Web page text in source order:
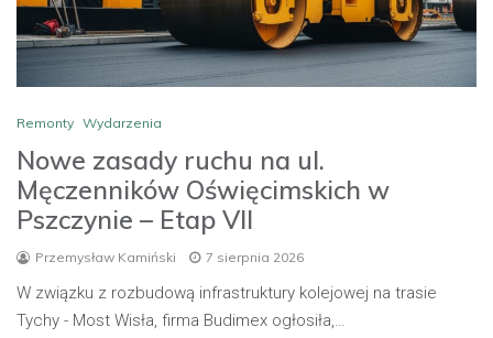
Remonty Wydarzenia
Nowe zasady ruchu na ul.
Męczenników Oświęcimskich w
Pszczynie – Etap VII
Przemysław Kamiński 7 sierpnia 2026
W związku z rozbudową infrastruktury kolejowej na trasie
Tychy - Most Wisła, firma Budimex ogłosiła,…